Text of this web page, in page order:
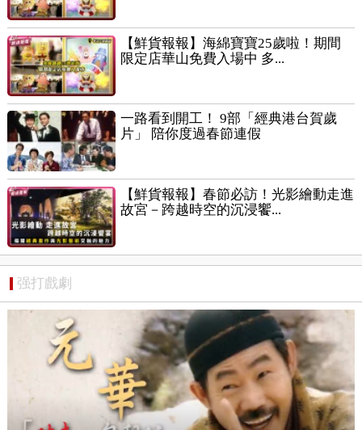
【鮮貨報報】海綿寶寶25歲啦！期間
限定店華山免費入場中 多...
一路看到開工！ 9部「經典港台賀歲
片」 陪你度過春節連假
【鮮貨報報】春節必訪！光影繪動走進
故宮－跨越時空的沉浸饗...
强打戲劇